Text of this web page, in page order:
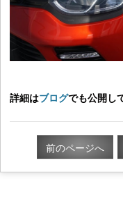
詳細はブログでも公開し
前のページへ